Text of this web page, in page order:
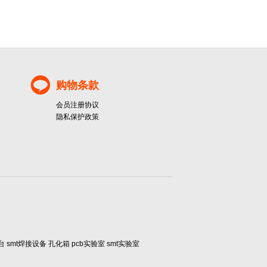
购物条款
会员注册协议
隐私保护政策
smt焊接设备 孔化箱 pcb实验室 smt实验室